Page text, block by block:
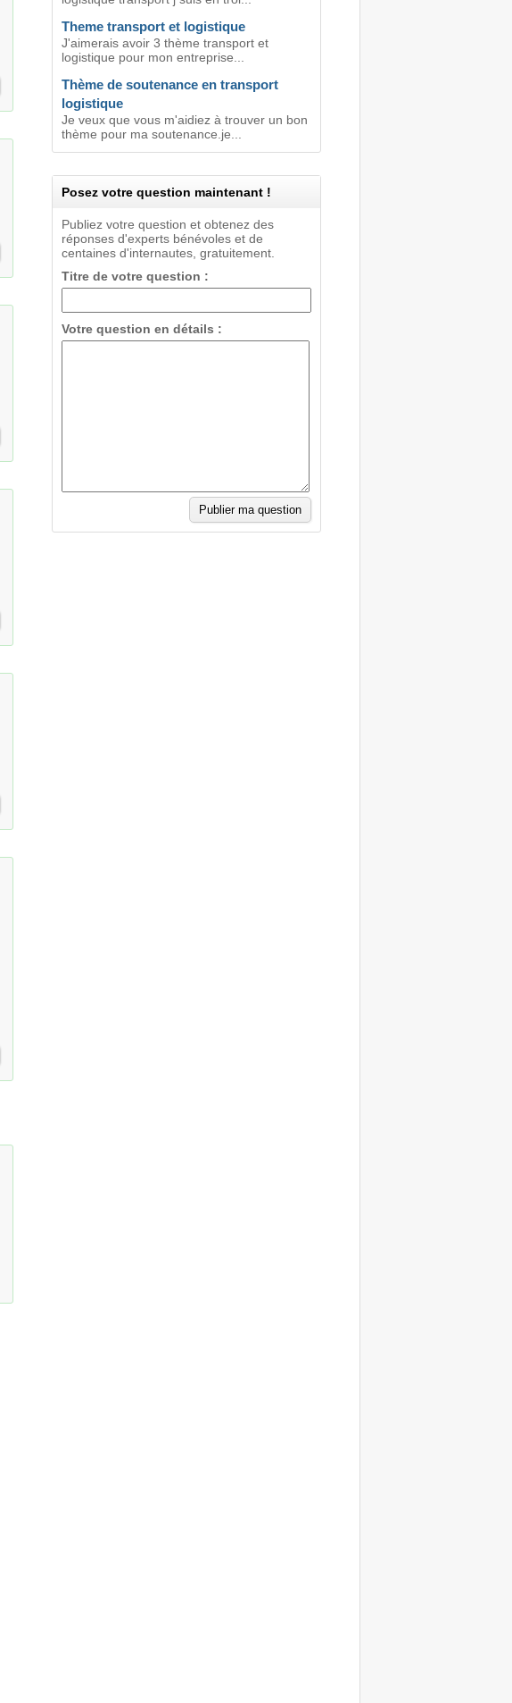
Theme transport et logistique
J'aimerais avoir 3 thème transport et
logistique pour mon entreprise...
Thème de soutenance en transport
logistique
Je veux que vous m'aidiez à trouver un bon
thème pour ma soutenance.je...
Posez votre question maintenant !
Publiez votre question et obtenez des
réponses d'experts bénévoles et de
centaines d'internautes, gratuitement.
Titre de votre question :
Votre question en détails :